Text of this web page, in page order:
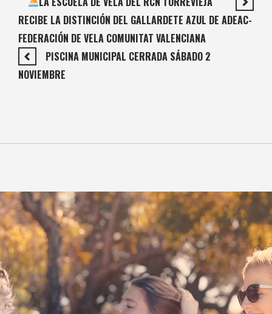
RECIBE LA DISTINCIÓN DEL GALLARDETE AZUL DE ADEAC-
FEDERACIÓN DE VELA COMUNITAT VALENCIANA
PISCINA MUNICIPAL CERRADA SÁBADO 2
NOVIEMBRE